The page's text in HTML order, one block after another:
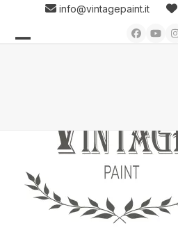
content
info@vintagepaint.it